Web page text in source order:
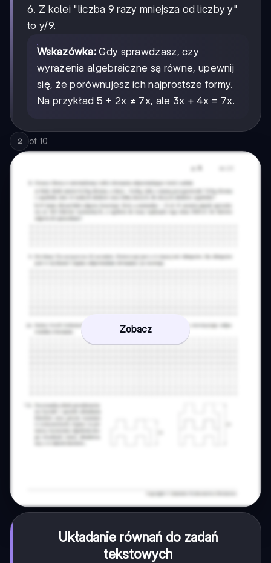
6. Z kolei "liczba 9 razy mniejsza od liczby y"
to y/9.
Wskazówka: Gdy sprawdzasz, czy
wyrażenia algebraiczne są równe, upewnij
się, że porównujesz ich najprostsze formy.
Na przykład 5 + 2x ≠ 7x, ale 3x + 4x = 7x.
2 of 10
Zobacz
Układanie równań do zadań
tekstowych